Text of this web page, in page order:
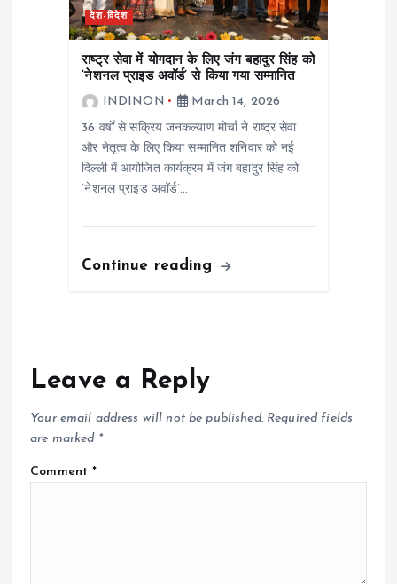
देश-विदेश
राष्ट्र सेवा में योगदान के लिए जंग बहादुर सिंह को
‘नेशनल प्राइड अवॉर्ड’ से किया गया सम्मानित
INDINON
March 14, 2026
36 वर्षों से सक्रिय जनकल्याण मोर्चा ने राष्ट्र सेवा
और नेतृत्व के लिए किया सम्मानित शनिवार को नई
दिल्ली में आयोजित कार्यक्रम में जंग बहादुर सिंह को
‘नेशनल प्राइड अवॉर्ड’…
Continue reading
Leave a Reply
Your email address will not be published. Required fields
are marked *
Comment*